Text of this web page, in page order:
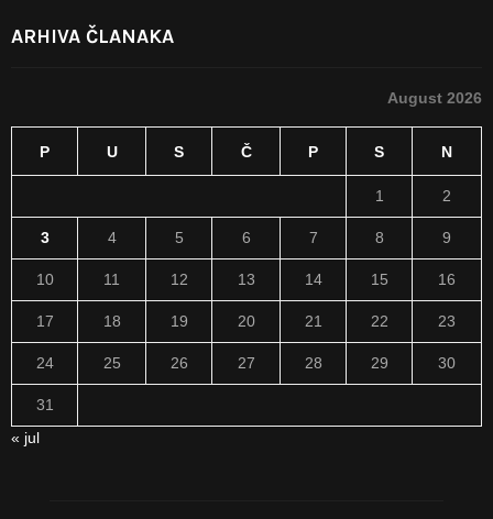
ARHIVA ČLANAKA
August 2026
P U S Č P S N
1 2
3 4 5 6 7 8 9
10 11 12 13 14 15 16
17 18 19 20 21 22 23
24 25 26 27 28 29 30
31
« jul